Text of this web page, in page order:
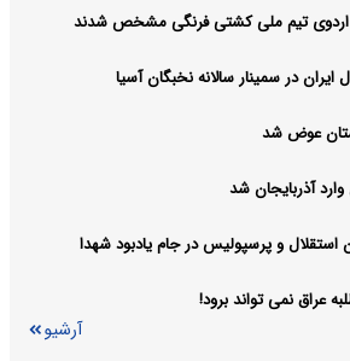
اردوی تیم ملی کشتی فرنگی مشخص شدند
ایران در سمینار سالانه نخبگان آسیا
عوض شد
آذربایجان شد
استقلال و پرسپولیس در جام یادبود شهدا
عراق نمی تواند برود!
آرشیو